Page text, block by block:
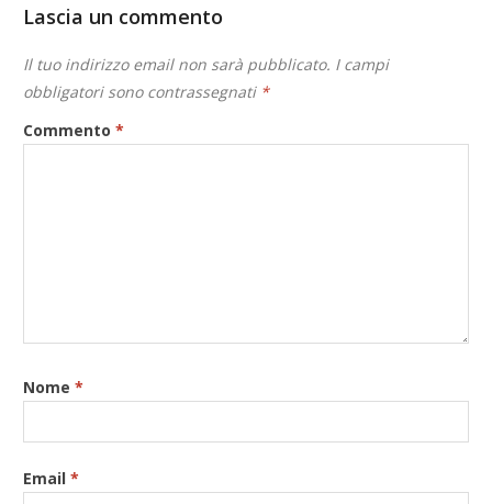
Lascia un commento
Il tuo indirizzo email non sarà pubblicato. I campi
obbligatori sono contrassegnati *
Commento*
Nome*
Email*